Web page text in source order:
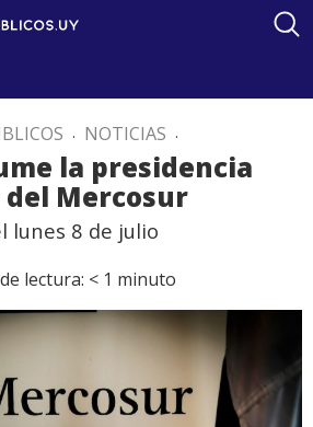
. NOTICIAS .
la presidencia
Mercosur
lunes 8 de julio
lectura: < 1 minuto